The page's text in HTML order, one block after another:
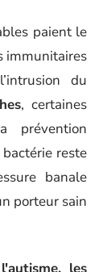
paient le
immunitaires
du
, certaines
prévention
reste
banale
porteur sain
les